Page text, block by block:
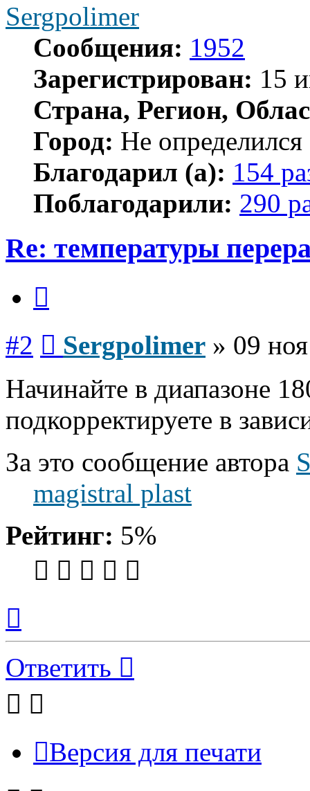
Sergpolimer
Сообщения: 1952
Зарегистрирован: 15
Страна, Регион,
Город: Не определился
Благодарил (а): 154
Поблагодарили: 290
Re: температуры
#2 Sergpolimer » 09
Начинайте в диапазоне
подкорректируете в
За это сообщение автора
magistral plast
Рейтинг: 5%
началу
Ответить
Версия для печати